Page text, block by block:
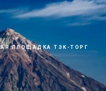
ПЛОЩАДКА ТЭК-ТОРГ